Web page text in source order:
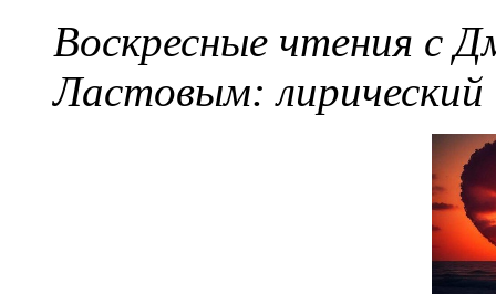
Воскресные чтения с
Ластовым: